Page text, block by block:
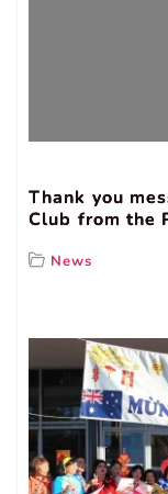
Thank you
Club from the
News